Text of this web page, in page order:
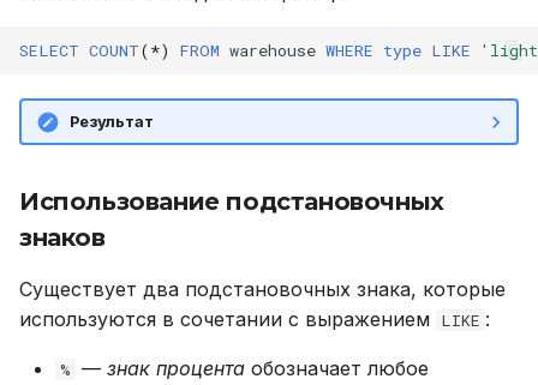
SELECT
TRUNCATE TABLE
VALUES
SELECT COUNT(*) FROM warehouse WHERE type LIKE
Результат
Использование подстановочных
знаков
Существует два подстановочных знака, которые
используются в сочетании с выражением LIKE :
% — знак процента обозначает любое